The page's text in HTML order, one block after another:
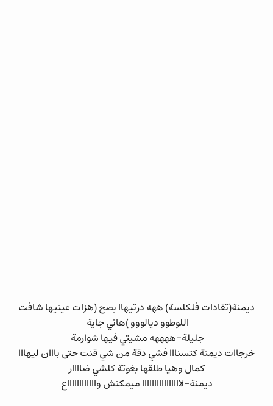
ديمنة(تقادات فلكلسة) ههه درتيهاا بصح (هزات عينيها شافت
اللوطوو ديالووو )هاني جاية
جليلة-ههههه مشيتي فيها شوارمة
خرجاات ديمنة كتسنااا فشي دقة من شي قنت حتى بااان ليهااا
كمال وهيا طلقها بغوتة كلشي ضاااار
ديمنة-لاااااااااااااااا ميمكنش وااااااااااااع